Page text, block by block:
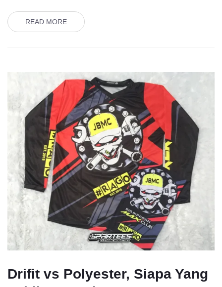
READ MORE
Drifit vs Polyester, Siapa Yang